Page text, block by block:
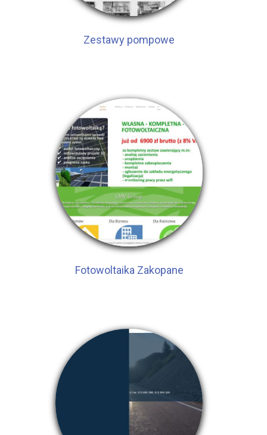
Zestawy pompowe
Fotowoltaika Zakopane